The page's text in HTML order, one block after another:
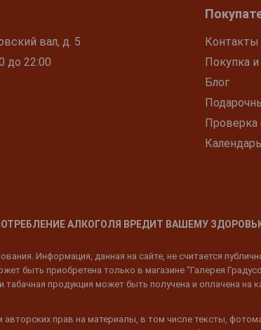
вал, д. 5
до 22:00
Контакты
Покупка и
Блог
Проверка
АЛКОГОЛЯ ВРЕДИТ ВАШЕМУ
Информация, данная на сайте, не считается
быть приобретена только в магазине "Галерея
продукция может быть получена и оплачена на
прав на материалы, в том числе тексты,